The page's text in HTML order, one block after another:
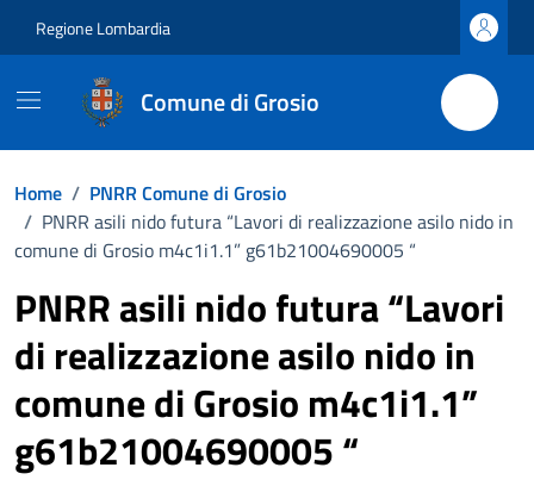
Regione Lombardia
Comune di Grosio
Home / PNRR Comune di Grosio
/ PNRR asili nido futura “Lavori di realizzazione asilo nido in
comune di Grosio m4c1i1.1” g61b21004690005 “
PNRR asili nido futura “Lavori
di realizzazione asilo nido in
comune di Grosio m4c1i1.1”
g61b21004690005 “